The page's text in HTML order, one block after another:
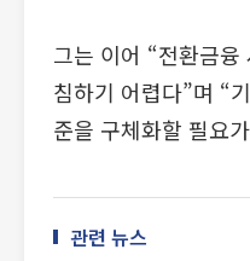
그는 이어 “전환금
침하기 어렵다”며 “
준을 구체화할 필요
관련 뉴스